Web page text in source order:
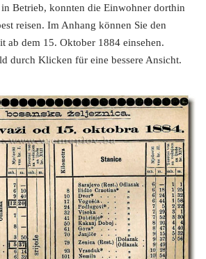
Betrieb, konnten die Einwohner dorthin
reisen. Im Anhang können Sie den
ab dem 15. Oktober 1884 einsehen.
durch Klicken für eine bessere Ansicht.